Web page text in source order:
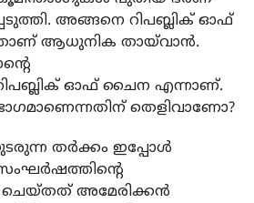
അങ്ങനെ റിപബ്ലിക് ഓഫ്
ആധുനിക തായ്‌വാൻ.
റിപബ്ലിക് ഓഫ് ചൈന എന്നാണ്.
തെളിവാണോ?
തർക്കം ഇപ്പോൾ
അമേരിക്കൻ